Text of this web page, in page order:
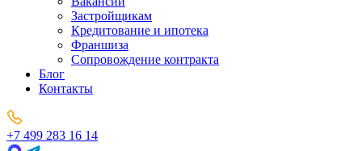
Застройщикам
Кредитование и ипотека
Франшиза
Сопровождение контракта
Блог
Контакты
+7 499 283 16 14